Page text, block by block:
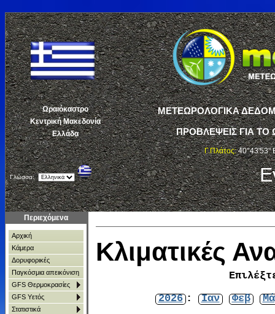
Ωραιόκαστρο
Κεντρική Μακεδονία
Ελλάδα
ΜΕΤΕΩΡΟΛΟΓΙΚΑ
ΠΡΟΒΛΕΨΕΙΣ ΓΙΑ ΤΟ
Γ.Πλάτος:40°43'53"
Γλώσσα:
Περιεχόμενα
Αρχική
Κάμερα
Δορυφορικές
Παγκόσμια απεικόνιση
GFS Θερμοκρασίες
GFS Υετός
Στατιστικά
Κλιματικές
2026 : Ιαν Φεβ